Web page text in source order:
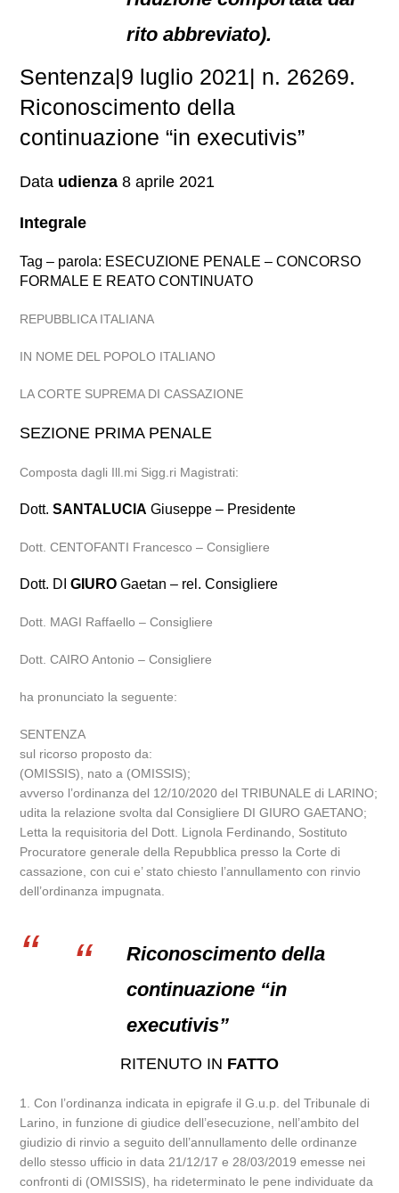
rito abbreviato).
Sentenza|9 luglio 2021| n. 26269.
Riconoscimento della
continuazione “in executivis”
Data udienza 8 aprile 2021
Integrale
Tag – parola: ESECUZIONE PENALE – CONCORSO
FORMALE E REATO CONTINUATO
REPUBBLICA ITALIANA
IN NOME DEL POPOLO ITALIANO
LA CORTE SUPREMA DI CASSAZIONE
SEZIONE PRIMA PENALE
Composta dagli Ill.mi Sigg.ri Magistrati:
Dott.SANTALUCIA Giuseppe – Presidente
Dott. CENTOFANTI Francesco – Consigliere
Dott. DIGIURO Gaetan – rel. Consigliere
Dott. MAGI Raffaello – Consigliere
Dott. CAIRO Antonio – Consigliere
ha pronunciato la seguente:
SENTENZA
sul ricorso proposto da:
(OMISSIS), nato a (OMISSIS);
avverso l’ordinanza del 12/10/2020 del TRIBUNALE di LARINO;
udita la relazione svolta dal Consigliere DI GIURO GAETANO;
Letta la requisitoria del Dott. Lignola Ferdinando, Sostituto
Procuratore generale della Repubblica presso la Corte di
cassazione, con cui e’ stato chiesto l’annullamento con rinvio
dell’ordinanza impugnata.
Riconoscimento della
continuazione “in
executivis”
RITENUTO IN FATTO
1. Con l’ordinanza indicata in epigrafe il G.u.p. del Tribunale di
Larino, in funzione di giudice dell’esecuzione, nell’ambito del
giudizio di rinvio a seguito dell’annullamento delle ordinanze
dello stesso ufficio in data 21/12/17 e 28/03/2019 emesse nei
confronti di (OMISSIS), ha rideterminato le pene individuate da